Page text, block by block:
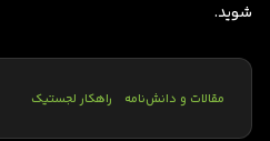
شوید.
مقالات و دانش‌نامه راهکار لجستیک